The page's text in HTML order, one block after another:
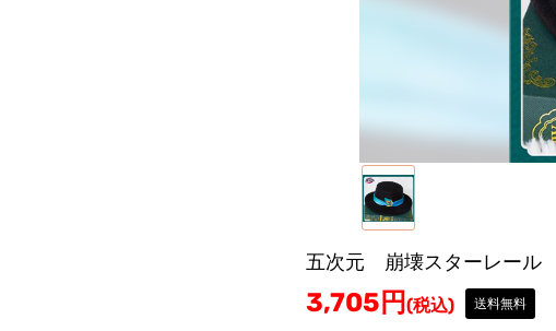
五次元 崩壊スターレー
3,705 円 (税込) 送料無料